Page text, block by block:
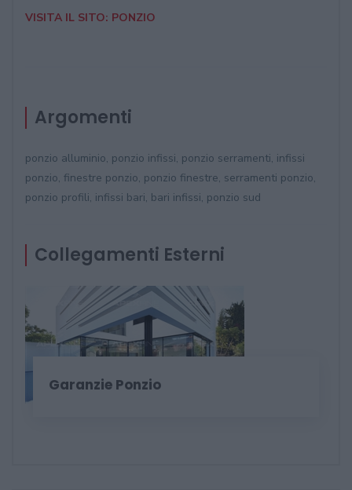
VISITA IL SITO: PONZIO
Argomenti
ponzio alluminio, ponzio infissi, ponzio serramenti, infissi
ponzio, finestre ponzio, ponzio finestre, serramenti ponzio,
ponzio profili, infissi bari, bari infissi, ponzio sud
Collegamenti Esterni
Garanzie Ponzio